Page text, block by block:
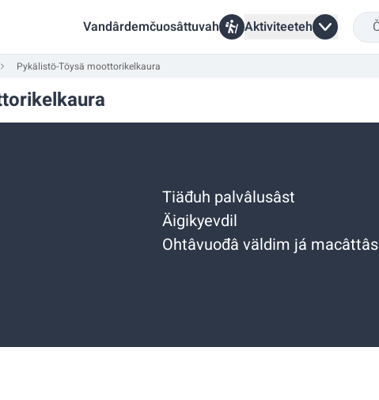
Vandârdemčuosâttuvah Aktiviteeteh
Pykälistö-Töysä moottorikelkaura
Tiäđuh palvâlusâst
Äigikyevdil
Ohtâvuođâ väldim já macâttâs